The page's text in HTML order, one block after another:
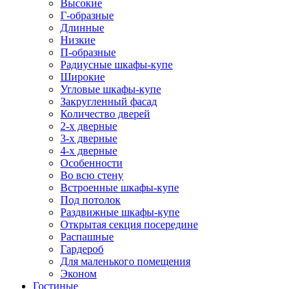
Высокие
Г-образные
Длинные
Низкие
П-образные
Радиусные шкафы-купе
Широкие
Угловые шкафы-купе
Закругленный фасад
Количество дверей
2-х дверные
3-х дверные
4-х дверные
Особенности
Во всю стену
Встроенные шкафы-купе
Под потолок
Раздвижные шкафы-купе
Открытая секция посередине
Распашные
Гардероб
Для маленького помещения
Эконом
Гостиные